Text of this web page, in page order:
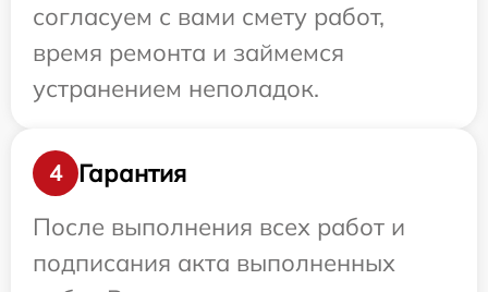
согласуем с вами смету работ,
время ремонта и займемся
устранением неполадок.
4
Гарантия
После выполнения всех работ и
подписания акта выполненных